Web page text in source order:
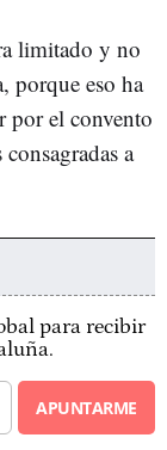
limitado y no
porque eso ha
por el convento
a
para recibir
APUNTARME